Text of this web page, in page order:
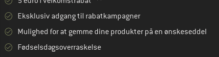
Eksklusiv adgang til rabatkampagner
Mulighed for at gemme dine produkter på en ønskeseddel
Fødselsdagsoverraskelse